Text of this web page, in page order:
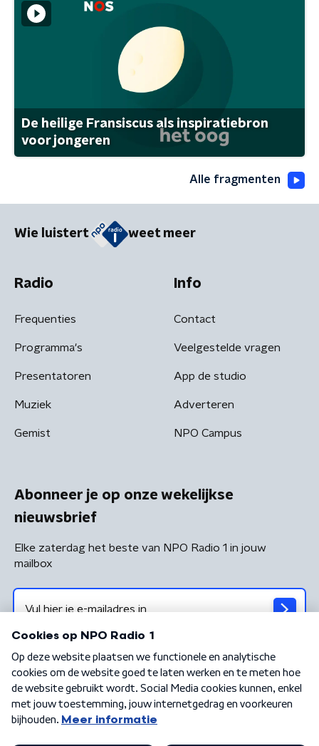
De heilige Fransiscus als inspiratiebron
voor jongeren
Alle fragmenten
Wie luistert weet meer
Radio
Frequenties
Programma's
Presentatoren
Muziek
Gemist
Info
Contact
Veelgestelde vragen
App de studio
Adverteren
NPO Campus
Abonneer je op onze wekelijkse
nieuwsbrief
Elke zaterdag het beste van NPO Radio 1 in jouw
mailbox
Algemene voorwaarden